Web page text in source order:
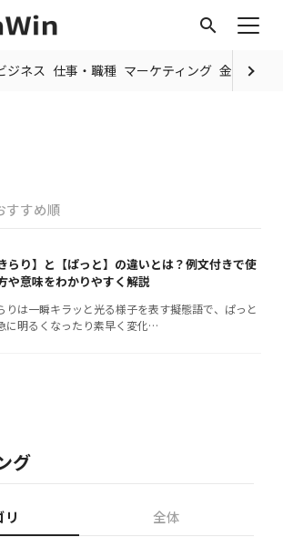
search
ジネス 仕事・職種 マーケティング 金融 制度
すすめ順
きらり】と【ぱっと】の違いとは？例文付きで使
や意味をわかりやすく解説
りは一瞬キラッと光る様子を表す擬態語で、ぱっと
に明るくなったり素早く変化…
グ
リ 全体